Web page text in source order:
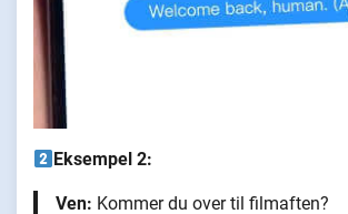
Eksempel 2:
Ven: Kommer du over til filmaften?